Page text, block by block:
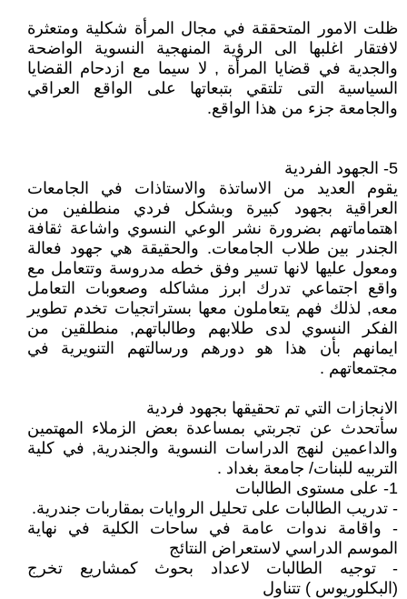
ظلت الامور المتحققة في مجال المرأة شكلية ومتعثرة
لافتقار اغلبها الى الرؤية المنهجية النسوية الواضحة
والجدية في قضايا المرأة , لا سيما مع ازدحام القضايا
السياسية التى تلتقي بتبعاتها على الواقع العراقي
والجامعة جزء من هذا الواقع.
5- الجهود الفردية
يقوم العديد من الاساتذة والاستاذات في الجامعات
العراقية بجهود كبيرة وبشكل فردي منطلفين من
اهتماماتهم بضرورة نشر الوعي النسوي واشاعة ثقافة
الجندر بين طلاب الجامعات. والحقيقة هي جهود فعالة
ومعول عليها لانها تسير وفق خطه مدروسة وتتعامل مع
واقع اجتماعي تدرك ابرز مشاكله وصعوبات التعامل
معه, لذلك فهم يتعاملون معها بستراتجيات تخدم تطوير
الفكر النسوي لدى طلابهم وطالباتهم, منطلقين من
ايمانهم بأن هذا هو دورهم ورسالتهم التنويرية في
مجتمعاتهم .
الانجازات التي تم تحقيقها بجهود فردية
سأتحدث عن تجربتي بمساعدة بعض الزملاء المهتمين
والداعمين لنهج الدراسات النسوية والجندرية, في كلية
التربيه للبنات/ جامعة بغداد .
1- على مستوى الطالبات
- تدريب الطالبات على تحليل الروايات بمقاربات جندرية.
- واقامة ندوات عامة في ساحات الكلية في نهاية
الموسم الدراسي لاستعراض النتائج
- توجيه الطالبات لاعداد بحوث كمشاريع تخرج
(البكلوريوس ) تتناول